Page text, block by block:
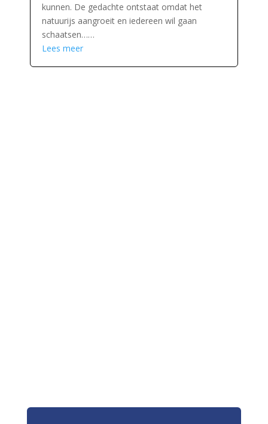
kunnen. De gedachte ontstaat omdat het
natuurijs aangroeit en iedereen wil gaan
schaatsen……
Lees meer